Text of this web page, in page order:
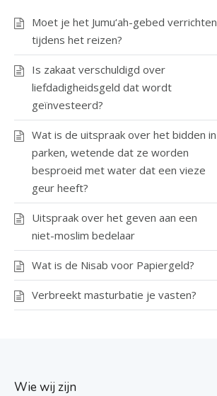
Moet je het Jumu‘ah-gebed verrichten
tijdens het reizen?
Is zakaat verschuldigd over
liefdadigheidsgeld dat wordt
geïnvesteerd?
Wat is de uitspraak over het bidden in
parken, wetende dat ze worden
besproeid met water dat een vieze
geur heeft?
Uitspraak over het geven aan een
niet-moslim bedelaar
Wat is de Nisab voor Papiergeld?
Verbreekt masturbatie je vasten?
Wie wij zijn